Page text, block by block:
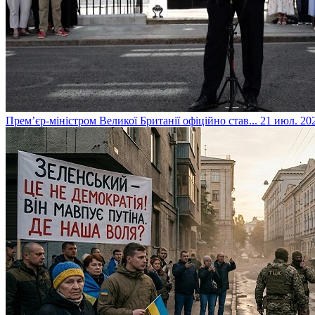
​Прем’єр-міністром Великої Британії офіційно став... 21 июл.